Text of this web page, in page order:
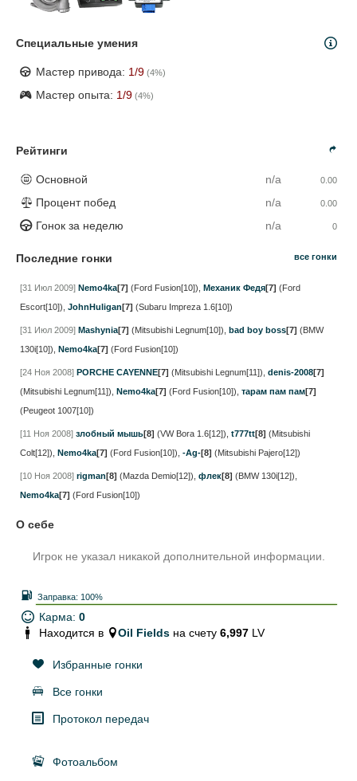
Специальные умения
Мастер привода: 1/9 (4%)
Мастер опыта: 1/9 (4%)
Рейтинги
Основной n/a 0.00
Процент побед n/a 0.00
Гонок за неделю n/a 0
Последние гонки все гонки
[31 Июл 2009] Nemo4ka[7] (Ford Fusion[10]), Механик Федя[7] (Ford
Escort[10]), JohnHuligan [7] (Subaru Impreza 1.6[10])
[31 Июл 2009] Mashynia[7] (Mitsubishi Legnum[10]), bad boy boss[7] (BMW
130i[10]), Nemo4ka[7] (Ford Fusion[10])
[24 Ноя 2008] PORCHE CAYENNE[7] (Mitsubishi Legnum[11]), denis-2008[7]
(Mitsubishi Legnum[11]), Nemo4ka[7] (Ford Fusion[10]), тарам пам пам[7]
(Peugeot 1007[10])
[11 Ноя 2008] злобный мышь[8] (VW Bora 1.6[12]), t777tt[8] (Mitsubishi
Colt[12]), Nemo4ka[7] (Ford Fusion[10]), -Ag-[8] (Mitsubishi Pajero[12])
[10 Ноя 2008] rigman [8] (Mazda Demio[12]), флек[8] (BMW 130i[12]),
Nemo4ka[7] (Ford Fusion[10])
О себе
Игрок не указал никакой дополнительной информации.
Заправка: 100%
Карма: 0
Находится в
Oil Fields на счету 6,997 LV
Избранные гонки
Все гонки
Протокол передач
Фотоальбом